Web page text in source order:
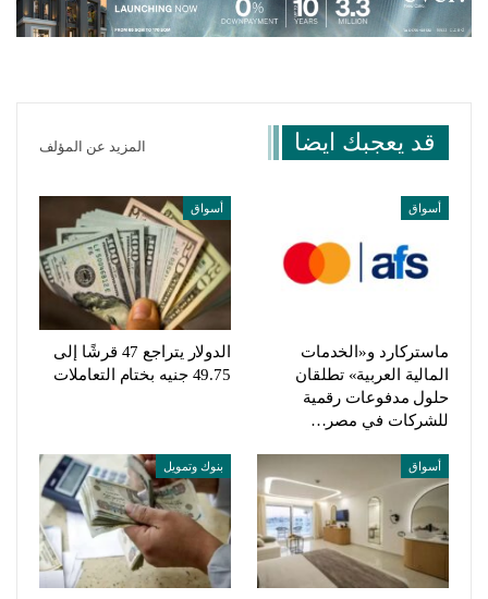
قد يعجبك ايضا المزيد عن المؤلف
أسواق
ماستركارد و«الخدمات
المالية العربية» تطلقان
حلول مدفوعات رقمية
للشركات في مصر…
أسواق
الدولار يتراجع 47 قرشًا إلى
49.75 جنيه بختام التعاملات
أسواق بنوك وتمويل